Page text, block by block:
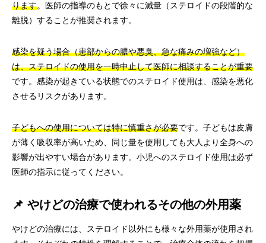
ります。医師の指導のもとで徐々に減量（ステロイドの段階的な
離脱）することが推奨されます。
感染を疑う場合（患部からの膿や悪臭、急な痛みの増強など）
は、ステロイドの使用を一時中止して医師に相談することが重要
です。感染が起きている状態でのステロイド使用は、感染を悪化
させるリスクがあります。
子どもへの使用については特に慎重さが必要です。子どもは皮膚
が薄く吸収率が高いため、同じ量を使用しても大人より全身への
影響が出やすい場合があります。小児へのステロイド使用は必ず
医師の指示に従ってください。
📌 やけどの治療で使われるその他の外用薬
やけどの治療には、ステロイド以外にも様々な外用薬が使用され